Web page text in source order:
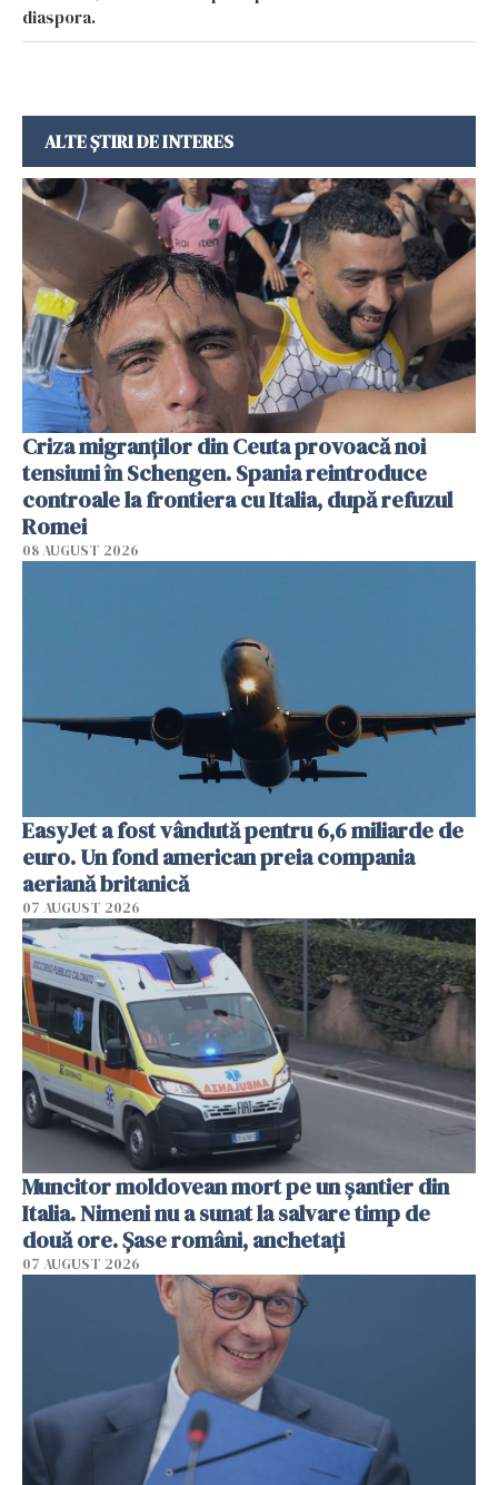
diaspora.
ALTE ȘTIRI DE INTERES
Criza migranților din Ceuta provoacă noi
tensiuni în Schengen. Spania reintroduce
controale la frontiera cu Italia, după refuzul
Romei
08 AUGUST 2026
EasyJet a fost vândută pentru 6,6 miliarde de
euro. Un fond american preia compania
aeriană britanică
07 AUGUST 2026
Muncitor moldovean mort pe un șantier din
Italia. Nimeni nu a sunat la salvare timp de
două ore. Șase români, anchetați
07 AUGUST 2026